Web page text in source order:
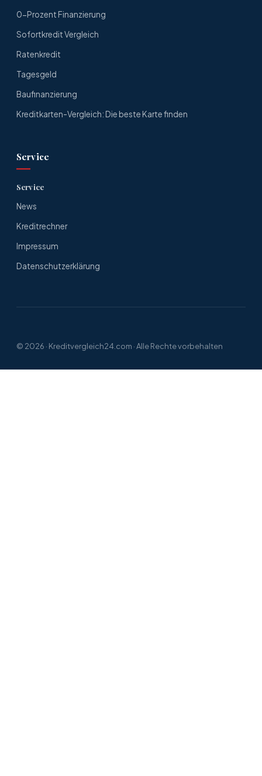
0-Prozent Finanzierung
Sofortkredit Vergleich
Ratenkredit
Tagesgeld
Baufinanzierung
Kreditkarten-Vergleich: Die beste Karte finden
Service
Service
News
Kreditrechner
Impressum
Datenschutzerklärung
© 2026 · Kreditvergleich24.com · Alle Rechte vorbehalten